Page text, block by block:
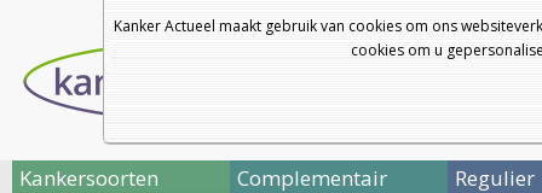
Kanker Actueel maakt gebruik van cookies om ons
cookies om u
Kankersoorten Complementair Regulier